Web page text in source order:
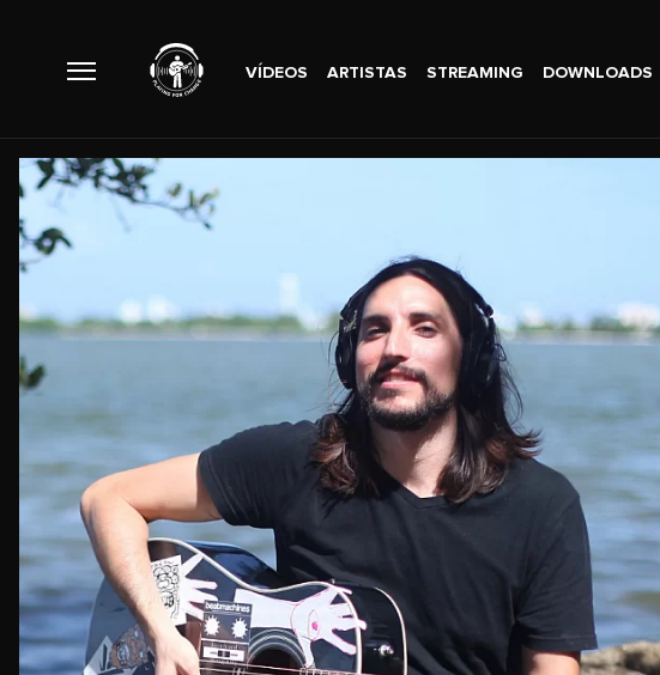
VÍDEOS ARTISTAS STREAMING DOWNLOADS